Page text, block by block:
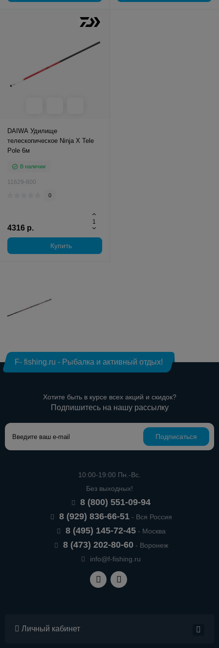
DAIWA Удилище
телескопическое Ninja X Tele
Pole 6м
В наличии
11629-600
0
4316 р.
Купить
F- fishing.ru - Рыбалка и активный отдых!
Хотите быть в курсе всех акций и скидок?
Подпишитесь на нашу рассылку
Подписаться
10:00-19:00 Пн.-Вс.
Без выходных!
8 (800) 551-09-94
8 (929) 836-66-51- Вся Россия
8 (495) 145-72-45- Москва
8 (473) 202-80-60- Воронеж
info@f-fishing.ru
Личный кабинет